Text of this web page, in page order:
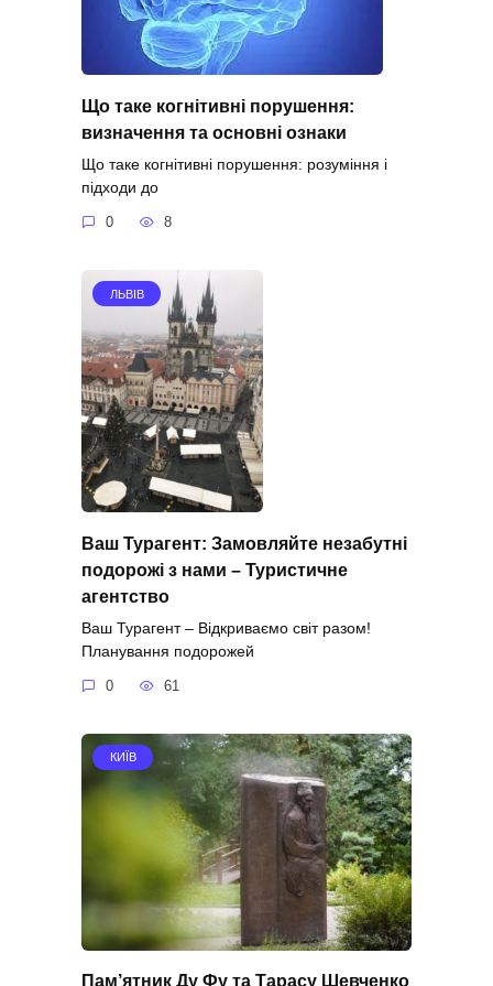
Що таке когнітивні порушення:
визначення та основні ознаки
Що таке когнітивні порушення: розуміння і
підходи до
0 8
ЛЬВІВ
Ваш Турагент: Замовляйте незабутні
подорожі з нами – Туристичне
агентство
Ваш Турагент – Відкриваємо світ разом!
Планування подорожей
0 61
КИЇВ
Пам’ятник Ду Фу та Тарасу Шевченко